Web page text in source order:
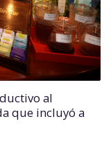
al
que incluyó a